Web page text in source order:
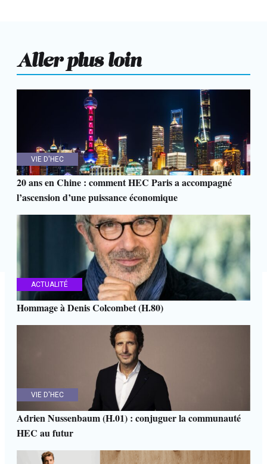
Aller plus loin
VIE D'HEC
20 ans en Chine : comment HEC Paris a accompagné
l’ascension d’une puissance économique
ACTUALITÉ
Hommage à Denis Colcombet (H.80)
VIE D'HEC
Adrien Nussenbaum (H.01) : conjuguer la communauté
HEC au futur